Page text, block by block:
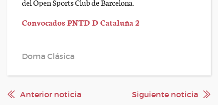
Convocados PNTD D Cataluña 2
Doma Clásica
Anterior noticia Siguiente noticia